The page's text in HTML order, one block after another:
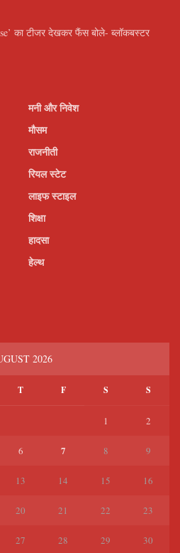
का टीजर देखकर फैंस बोले- ब्लॉकबस्टर
मनी और निवेश
मौसम
राजनीती
रियल स्टेट
लाइफ स्टाइल
शिक्षा
हादसा
हेल्थ
2026
T F S S
1 2
6 7 8 9
13 14 15 16
20 21 22 23
27 28 29 30